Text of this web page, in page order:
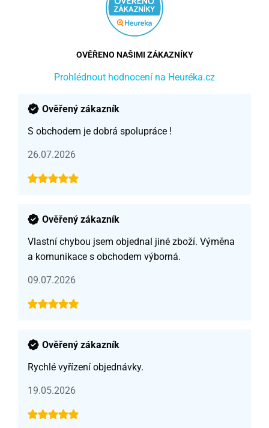
OVĚŘENO NAŠIMI ZÁKAZNÍKY
Prohlédnout hodnocení na Heuréka.cz
Ověřený zákazník
S obchodem je dobrá spolupráce !
26.07.2026
Ověřený zákazník
Vlastní chybou jsem objednal jiné zboží. Výměna
a komunikace s obchodem výborná.
09.07.2026
Ověřený zákazník
Rychlé vyřízení objednávky.
19.05.2026